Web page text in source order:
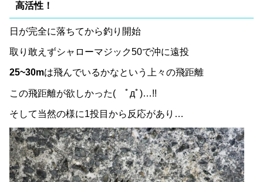
高活性！
日が完全に落ちてから釣り開始
取り敢えずシャローマジック50で沖に遠投
25~30mは飛んでいるかなという上々の飛距離
この飛距離が欲しかった( ﾟдﾟ)…!!
そして当然の様に1投目から反応があり…